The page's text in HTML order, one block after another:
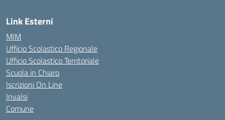
Link Esterni
MIM
Ufficio Scolastico Regionale
Ufficio Scolastico Territoriale
Scuola in Chiaro
Iscrizioni On Line
Invalsi
Comune